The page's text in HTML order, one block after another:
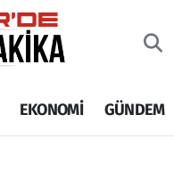
EKONOMİ GÜNDEM